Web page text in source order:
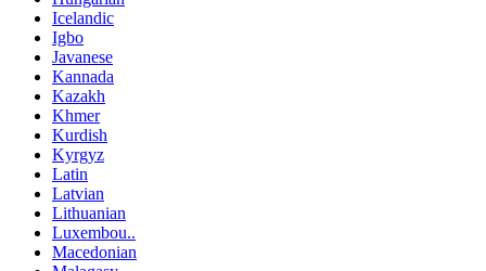
Icelandic
Igbo
Javanese
Kannada
Kazakh
Khmer
Kurdish
Kyrgyz
Latin
Latvian
Lithuanian
Luxembou..
Macedonian